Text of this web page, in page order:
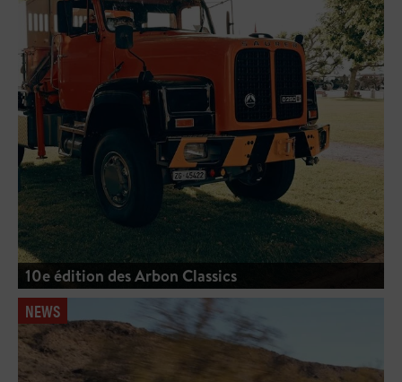
10e édition des Arbon Classics
NEWS